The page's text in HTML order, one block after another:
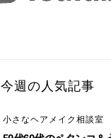
今週の人気記事
小さなヘアメイク相談室